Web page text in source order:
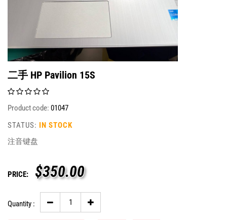
二手 HP Pavilion 15S
Product code: 01047
STATUS: IN STOCK
注音键盘
PRICE: $350.00
Quantity :